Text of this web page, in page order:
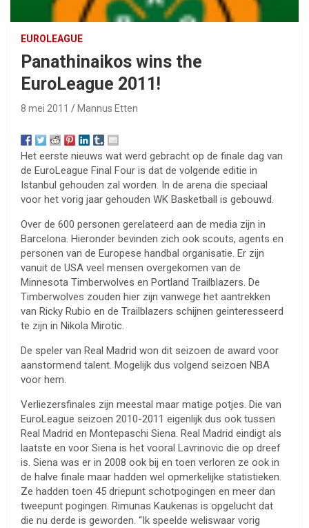
EUROLEAGUE
Panathinaikos wins the
EuroLeague 2011!
8 mei 2011 Mannus Etten
Het eerste nieuws wat werd gebracht op de finale dag van
de EuroLeague Final Four is dat de volgende editie in
Istanbul gehouden zal worden. In de arena die speciaal
voor het vorig jaar gehouden WK Basketball is gebouwd.
Over de 600 personen gerelateerd aan de media zijn in
Barcelona. Hieronder bevinden zich ook scouts, agents en
personen van de Europese handbal organisatie. Er zijn
vanuit de USA veel mensen overgekomen van de
Minnesota Timberwolves en Portland Trailblazers. De
Timberwolves zouden hier zijn vanwege het aantrekken
van Ricky Rubio en de Trailblazers schijnen geinteresseerd
te zijn in Nikola Mirotic.
De speler van Real Madrid won dit seizoen de award voor
aanstormend talent. Mogelijk dus volgend seizoen NBA
voor hem.
Verliezersfinales zijn meestal maar matige potjes. Die van
EuroLeague seizoen 2010-2011 eigenlijk dus ook tussen
Real Madrid en Montepaschi Siena. Real Madrid eindigt als
laatste en voor Siena is het vooral Lavrinovic die op dreef
is. Siena was er in 2008 ook bij en toen verloren ze ook in
de halve finale maar hadden wel opmerkelijke statistieken.
Ze hadden toen 45 driepunt schotpogingen en meer dan
tweepunt pogingen. Rimunas Kaukenas is opgelucht dat
die nu derde is geworden. “Ik speelde weliswaar vorig